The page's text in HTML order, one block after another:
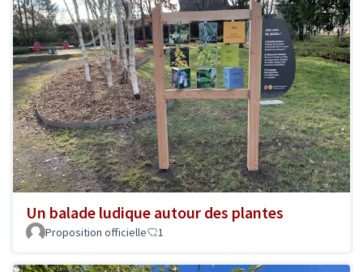
Un balade ludique autour des plantes
Proposition officielle 1